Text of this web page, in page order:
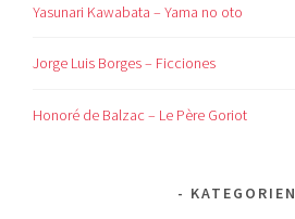
Yasunari Kawabata – Yama no oto
Jorge Luis Borges – Ficciones
Honoré de Balzac – Le Père Goriot
KATEGORIEN